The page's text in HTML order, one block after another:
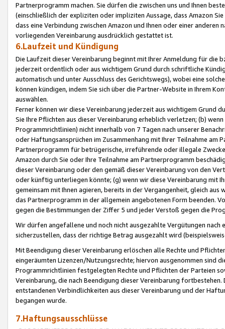
Partnerprogramm machen. Sie dürfen die zwischen uns und Ihnen
(einschließlich der expliziten oder impliziten Aussage, dass Amazon
dass eine Verbindung zwischen Amazon und Ihnen oder einer
vorliegenden Vereinbarung ausdrücklich gestattet ist.
6.Laufzeit und Kündigung
Die Laufzeit dieser Vereinbarung beginnt mit Ihrer Anmeldung für die
jederzeit ordentlich oder aus wichtigem Grund durch schriftliche
automatisch und unter Ausschluss des Gerichtswegs), wobei eine
können kündigen, indem Sie sich über die Partner-Website in Ihrem
auswählen.
Ferner können wir diese Vereinbarung jederzeit aus wichtigem Grund
Sie Ihre Pflichten aus dieser Vereinbarung erheblich verletzen; (b)
Programmrichtlinien) nicht innerhalb von 7 Tagen nach unserer
oder Haftungsansprüchen im Zusammenhang mit Ihrer Teilnahme am
Partnerprogramm für betrügerische, irreführende oder illegale
Amazon durch Sie oder Ihre Teilnahme am Partnerprogramm
dieser Vereinbarung oder den gemäß dieser Vereinbarung von den
oder künftig unterliegen könnte; (g) wenn wir diese Vereinbarung mit
gemeinsam mit Ihnen agieren, bereits in der Vergangenheit, gleich
das Partnerprogramm in der allgemein angebotenen Form beenden.
gegen die Bestimmungen der Ziffer 5 und jeder Verstoß gegen die
Wir dürfen angefallene und noch nicht ausgezahlte Vergütungen
sicherzustellen, dass der richtige Betrag ausgezahlt wird
Mit Beendigung dieser Vereinbarung erlöschen alle Rechte und
eingeräumten Lizenzen/Nutzungsrechte; hiervon ausgenommen sind
Programmrichtlinien festgelegten Rechte und Pflichten der Parteien
Vereinbarung, die nach Beendigung dieser Vereinbarung
entstandenen Verbindlichkeiten aus dieser Vereinbarung und der
begangen wurde.
7.Haftungsausschlüsse